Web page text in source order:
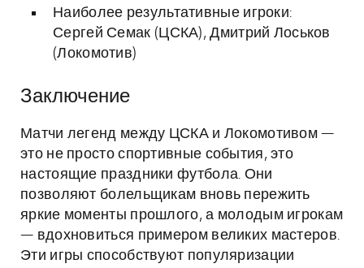
Наиболее результативные игроки:
Сергей Семак (ЦСКА), Дмитрий Лоськов
(Локомотив)
Заключение
Матчи легенд между ЦСКА и Локомотивом —
это не просто спортивные события, это
настоящие праздники футбола. Они
позволяют болельщикам вновь пережить
яркие моменты прошлого, а молодым игрокам
— вдохновиться примером великих мастеров.
Эти игры способствуют популяризации